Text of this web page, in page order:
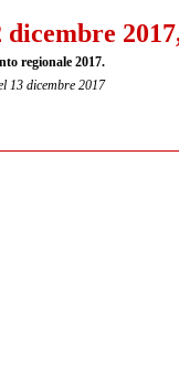
regionale 2017.
13 dicembre 2017